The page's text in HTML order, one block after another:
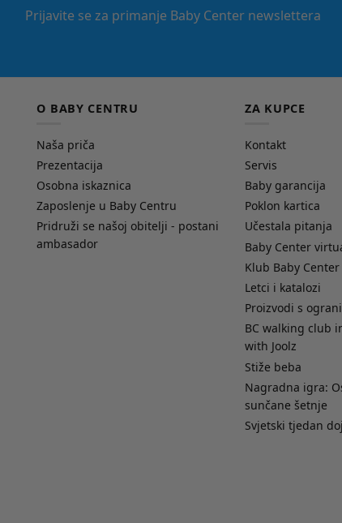
Prijavite se za primanje Baby Center newslettera
O BABY CENTRU
Naša priča
Prezentacija
Osobna iskaznica
Zaposlenje u Baby Centru
Pridruži se našoj obitelji - postani
ambasador
ZA KUPCE
Kontakt
Servis
Baby garancija
Poklon kartica
Učestala pitanja
Baby Center
Klub Baby Center
Letci i katalozi
Proizvodi s
BC walking club
with Joolz
Stiže beba
Nagradna igra:
sunčane šetnje
Svjetski tjedan